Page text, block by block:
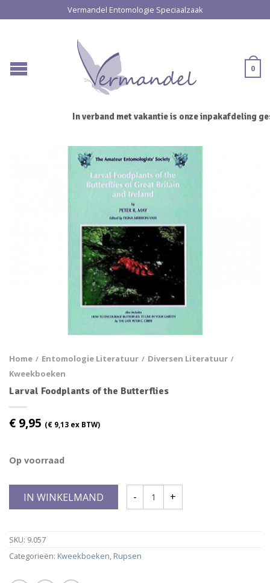
Vermandel Entomologie Speciaalzaak
0
In verband met vakantie is onze inpakafdeling
Home / Entomologie Literatuur / Diversen Literatuur /
Kweekboeken
Larval Foodplants of the Butterflies
€ 9,95 (€ 9,13 ex BTW)
Op voorraad
IN WINKELMAND
SKU: 9.057
Categorieën: Kweekboeken, Rupsen